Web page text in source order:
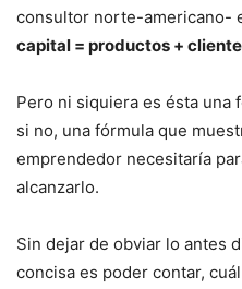
consultor norte-americano-
capital = productos +
Pero ni siquiera es ésta una
si no, una fórmula que
emprendedor necesitaría
alcanzarlo.
Sin dejar de obviar lo antes
concisa es poder contar,